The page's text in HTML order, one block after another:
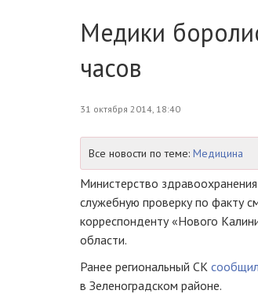
Медики
часов
31 октября 2014, 18:40
Все новости по теме: Медицина
Министерство
служебную проверку по факту
корреспонденту «Нового
области.
Ранее региональный СК сообщил
в Зеленоградском районе.